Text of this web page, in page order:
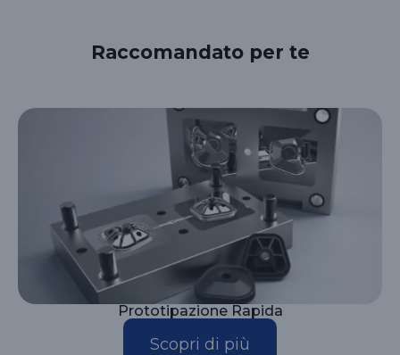
Raccomandato per te
Prototipazione Rapida
Scopri di più